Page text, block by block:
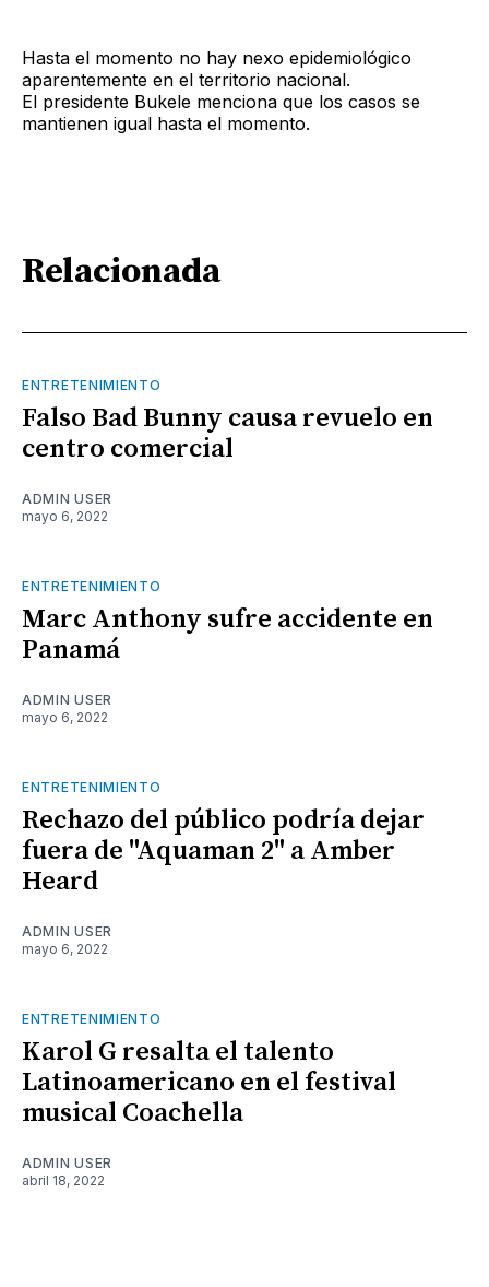
Hasta el momento no hay nexo epidemiológico
aparentemente en el territorio nacional.
El presidente Bukele menciona que los casos se
mantienen igual hasta el momento.
Relacionada
ENTRETENIMIENTO
Falso Bad Bunny causa revuelo en
centro comercial
ADMIN USER
mayo 6, 2022
ENTRETENIMIENTO
Marc Anthony sufre accidente en
Panamá
ADMIN USER
mayo 6, 2022
ENTRETENIMIENTO
Rechazo del público podría dejar
fuera de "Aquaman 2" a Amber
Heard
ADMIN USER
mayo 6, 2022
ENTRETENIMIENTO
Karol G resalta el talento
Latinoamericano en el festival
musical Coachella
ADMIN USER
abril 18, 2022